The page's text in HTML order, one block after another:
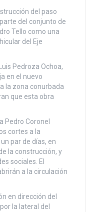
del paso
del conjunto de
Tello como una
del Eje
Pedroza Ochoa,
en el nuevo
la zona conurbada
que esta obra
Pedro Coronel
cortes a la
par de días, en
la construcción, y
sociales. El
a la circulación
en dirección del
la lateral del